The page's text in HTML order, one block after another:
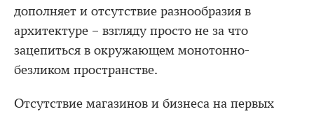
дополняет и отсутствие разнообразия в
архитектуре – взгляду просто не за что
зацепиться в окружающем монотонно-
безликом пространстве.
Отсутствие магазинов и бизнеса на первых